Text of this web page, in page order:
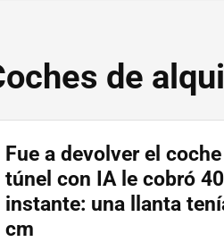
de
Fue a devolver el
túnel con IA le cobró
instante: una llanta
cm